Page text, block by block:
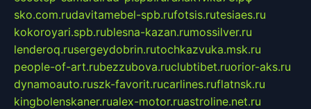
sko.com.rudavitamebel-spb.rufotsis.rutesiaes.ru
kokoroyari.spb.rublesna-kazan.rumossilver.ru
lenderoq.rusergeydobrin.rutochkazvuka.msk.ru
people-of-art.rubezzubova.ruclubtibet.ruorior-aks.ru
dynamoauto.ruszk-favorit.rucarlines.ruflatnsk.ru
kingbolenskaner.rualex-motor.ruastroline.net.ru